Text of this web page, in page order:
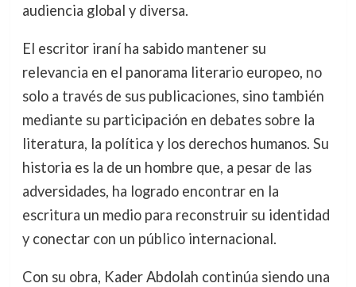
audiencia global y diversa.
El escritor iraní ha sabido mantener su
relevancia en el panorama literario europeo, no
solo a través de sus publicaciones, sino también
mediante su participación en debates sobre la
literatura, la política y los derechos humanos. Su
historia es la de un hombre que, a pesar de las
adversidades, ha logrado encontrar en la
escritura un medio para reconstruir su identidad
y conectar con un público internacional.
Con su obra, Kader Abdolah continúa siendo una